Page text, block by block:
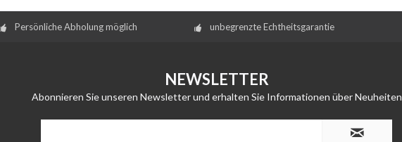
Persönliche Abholung möglich unbegrenzte Echtheitsgarantie
NEWSLETTER
Abonnieren Sie unseren Newsletter und erhalten Sie Informationen über Neuheiten